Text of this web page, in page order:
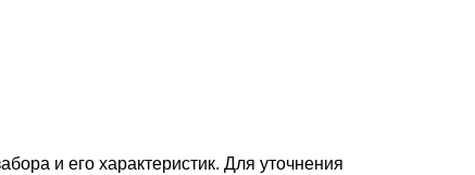
и его характеристик. Для уточнения